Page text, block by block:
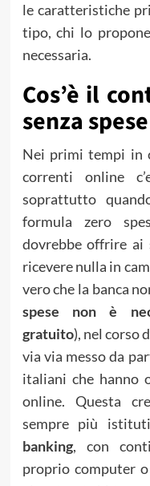
le caratteristiche
tipo, chi lo
necessaria.
Cos’è il
senza
Nei primi tempi in
correnti online
soprattutto
formula zero
dovrebbe offrire ai
ricevere nulla in
vero che la banca
spese non è
gratuito), nel corso
via via messo da
italiani che hanno
online. Questa
sempre più
banking, con
proprio computer